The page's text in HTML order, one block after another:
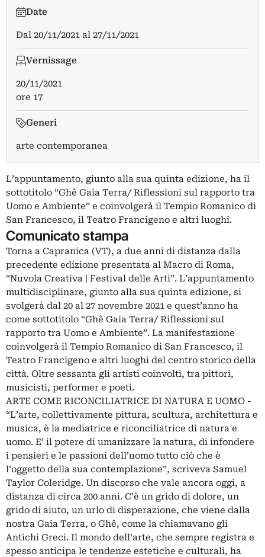
Date
Dal 20/11/2021 al 27/11/2021
Vernissage
20/11/2021
ore 17
Generi
arte contemporanea
L’appuntamento, giunto alla sua quinta edizione, ha il
sottotitolo “Ghê Gaia Terra/ Riflessioni sul rapporto tra
Uomo e Ambiente” e coinvolgerà il Tempio Romanico di
San Francesco, il Teatro Francigeno e altri luoghi.
Comunicato stampa
Torna a Capranica (VT), a due anni di distanza dalla
precedente edizione presentata al Macro di Roma,
“Nuvola Creativa | Festival delle Arti”. L’appuntamento
multidisciplinare, giunto alla sua quinta edizione, si
svolgerà dal 20 al 27 novembre 2021 e quest’anno ha
come sottotitolo “Ghê Gaia Terra/ Riflessioni sul
rapporto tra Uomo e Ambiente”. La manifestazione
coinvolgerà il Tempio Romanico di San Francesco, il
Teatro Francigeno e altri luoghi del centro storico della
città. Oltre sessanta gli artisti coinvolti, tra pittori,
musicisti, performer e poeti.
ARTE COME RICONCILIATRICE DI NATURA E UOMO -
“L’arte, collettivamente pittura, scultura, architettura e
musica, è la mediatrice e riconciliatrice di natura e
uomo. E’ il potere di umanizzare la natura, di infondere
i pensieri e le passioni dell’uomo tutto ciò che è
l’oggetto della sua contemplazione”, scriveva Samuel
Taylor Coleridge. Un discorso che vale ancora oggi, a
distanza di circa 200 anni. C’è un grido di dolore, un
grido di aiuto, un urlo di disperazione, che viene dalla
nostra Gaia Terra, o Ghê, come la chiamavano gli
Antichi Greci. Il mondo dell’arte, che sempre registra e
spesso anticipa le tendenze estetiche e culturali, ha